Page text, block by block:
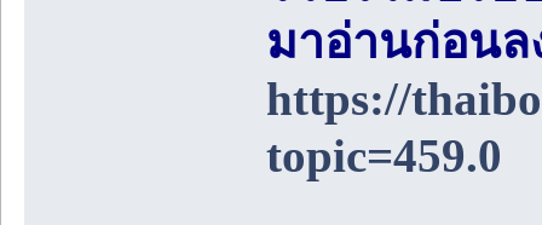
มาอ่านก่อน
https://
topic=459.0